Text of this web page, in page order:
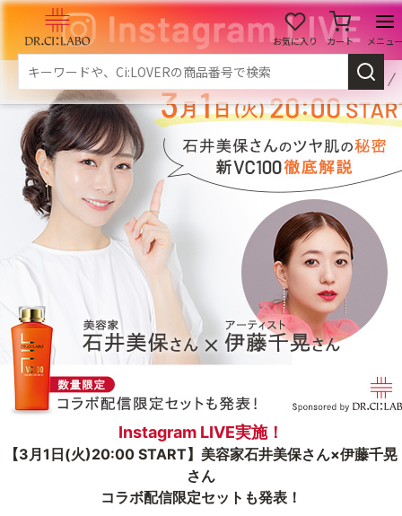
お気に入り カート メニュー
新規会員登録 ログイン
マイページ
スキンケア
商品カテゴリーから探す
洗顔
角質・導入美容液 化粧水
乳液
ゲル クリーム
マスク
Instagram LIVE実施！
【3月1日(火)20:00 START】美容家石井美保さん×伊藤千晃
さん
コラボ配信限定セットも発表！